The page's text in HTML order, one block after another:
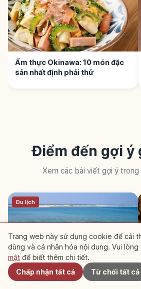
Ẩm thực Okinawa: 10 món đặc
sản nhất định phải thử
Điểm đến gợi ý
Xem các bài viết gợi ý trong
Du lịch
Umikaji Terrace ở Okinawa:
Tìm hiểu về Đồ ăn Khám
Trang web này sử dụng cookie để cải
dùng và cá nhân hóa nội dung. Vui lòng
mật để biết thêm chi tiết.
Chấp nhận tất cả
Từ chối tất cả